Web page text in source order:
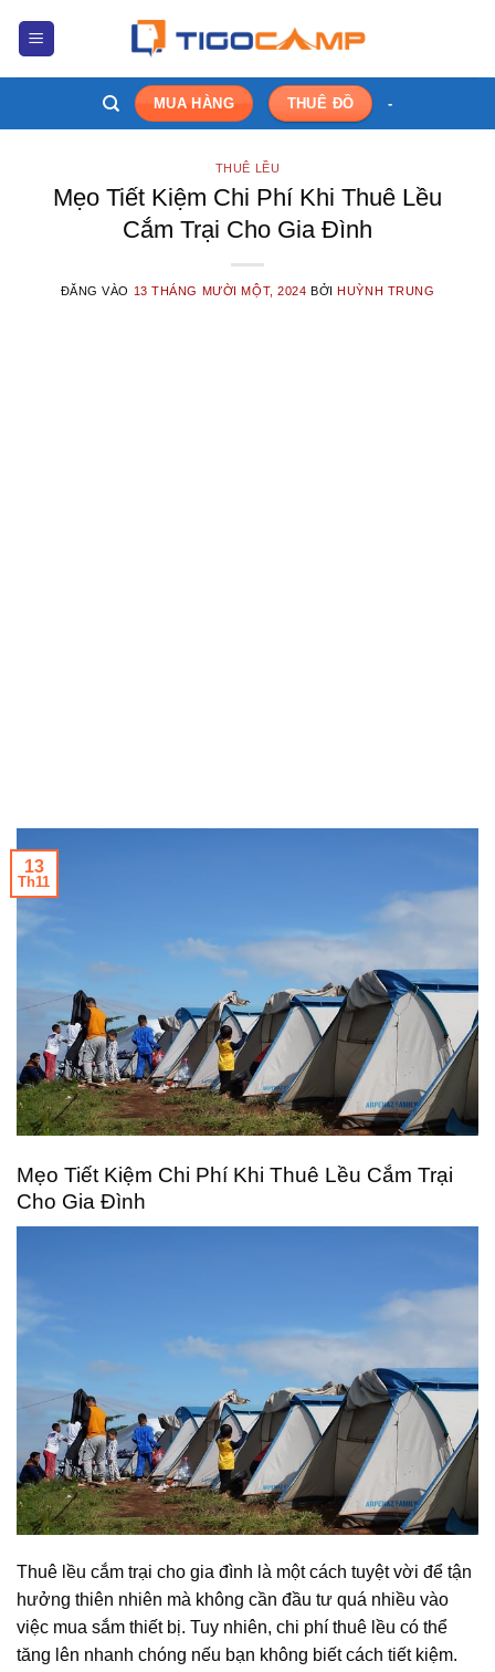
MUA HÀNG THUÊ ĐỒ -
THUÊ LỀU
Mẹo Tiết Kiệm Chi Phí Khi Thuê Lều
Cắm Trại Cho Gia Đình
ĐĂNG VÀO 13 THÁNG MƯỜI MỘT, 2024 BỞIHUỲNH TRUNG
13
Th11
Mẹo Tiết Kiệm Chi Phí Khi Thuê Lều Cắm Trại
Cho Gia Đình
Thuê lều cắm trại cho gia đình là một cách tuyệt vời để tận
hưởng thiên nhiên mà không cần đầu tư quá nhiều vào
việc mua sắm thiết bị. Tuy nhiên, chi phí thuê lều có thể
tăng lên nhanh chóng nếu bạn không biết cách tiết kiệm.